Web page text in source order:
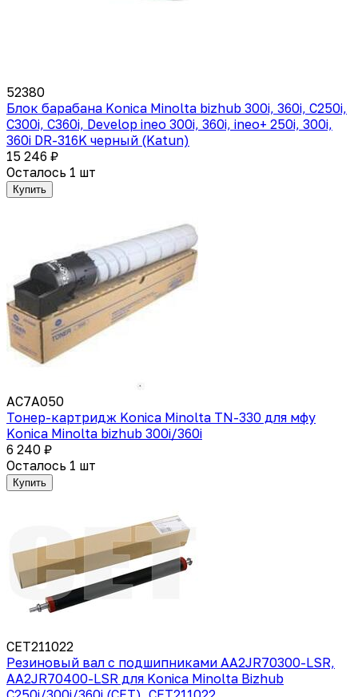
52380
Блок барабана Konica Minolta bizhub 300i, 360i, C250i,
C300i, C360i, Develop ineo 300i, 360i, ineo+ 250i, 300i,
360i DR-316K черный (Katun)
15 246 ₽
Осталось 1 шт
Купить
AC7A050
Тонер-картридж Konica Minolta TN-330 для мфу
Konica Minolta bizhub 300i/360i
6 240 ₽
Осталось 1 шт
Купить
CET211022
Резиновый вал с подшипниками AA2JR70300-LSR,
AA2JR70400-LSR для Konica Minolta Bizhub